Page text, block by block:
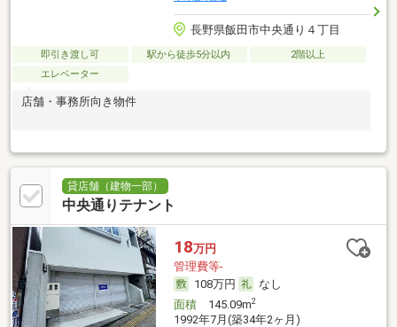
長野県飯田市中央通り４丁目
即引き渡し可 駅から徒歩5分以内
2階以上
エレベーター
店舗・事務所向き物件
貸店舗（建物一部）
中央通りテナント
18万円
管理費等-
108万円
なし
面積145.09m2
1992年7月(築34年2ヶ月)